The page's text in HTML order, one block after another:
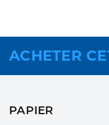
ACHETER
PAPIER